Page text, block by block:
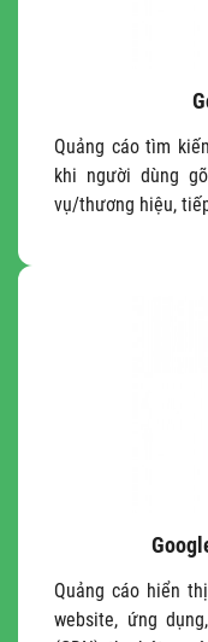
Quảng cáo tìm
khi người dùng
vụ/thương hiệu,
Quảng cáo hiển
website, ứng